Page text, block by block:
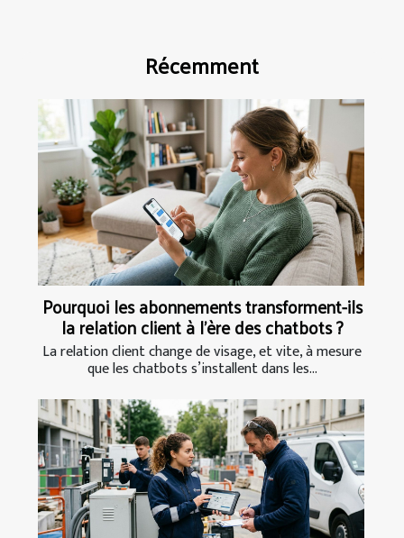
Récemment
Pourquoi les abonnements transforment-ils
la relation client à l’ère des chatbots ?
La relation client change de visage, et vite, à mesure
que les chatbots s’installent dans les...